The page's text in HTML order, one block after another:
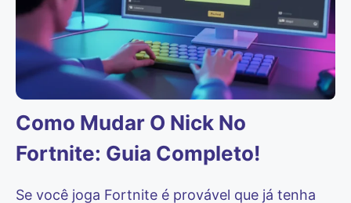
Como Mudar O Nick No
Fortnite: Guia Completo!
Se você joga Fortnite é provável que já tenha